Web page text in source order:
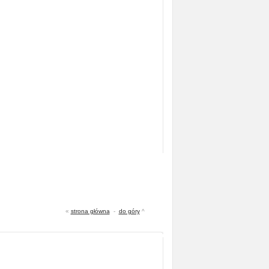
« strona główna - do góry^